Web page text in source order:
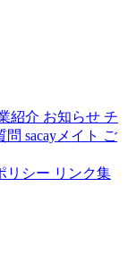
紹介 お知らせ チ
問 sacayメイト ご
リシー リンク集